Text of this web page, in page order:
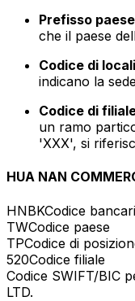
Prefisso
che il paese
Codice di
indicano la
Codice di
un ramo
'XXX', si
HUA NAN
HNBKCodice
TWCodice paese
TPCodice di
520Codice filiale
Codice SWIFT/BIC
LTD.